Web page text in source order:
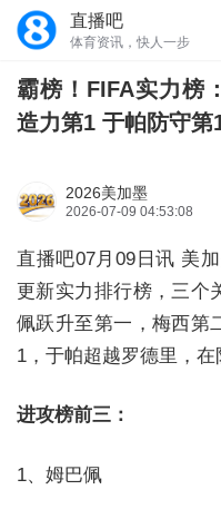
直播吧
体育资讯，快人一步
霸榜！FIFA实力榜
造力第1 于帕防守第
2026美加墨
2026-07-09 04:53:08
直播吧07月09日讯 美
更新实力排行榜，三个
佩跃升至第一，梅西第
1，于帕超越罗德里，在
进攻榜前三：
1、姆巴佩